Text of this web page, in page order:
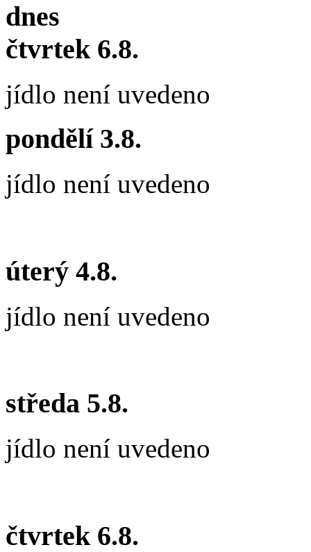
dnes
čtvrtek 6.8.
jídlo není uvedeno
pondělí 3.8.
jídlo není uvedeno
úterý 4.8.
jídlo není uvedeno
středa 5.8.
jídlo není uvedeno
čtvrtek 6.8.